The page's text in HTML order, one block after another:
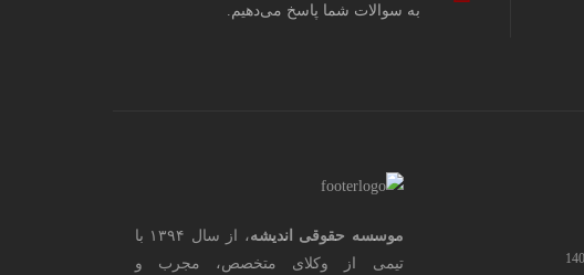
به سوالات شما پاسخ می‌دهیم.
موسسه حقوقی اندیشه
، از سال ۱۳۹۴ با
تیمی از وکلای متخصص، مجرب و